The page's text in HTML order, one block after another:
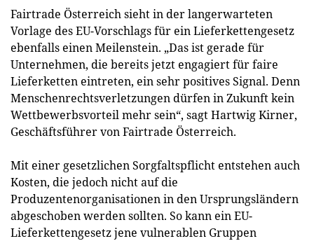
Fairtrade Österreich sieht in der langerwarteten
Vorlage des EU-Vorschlags für ein Lieferkettengesetz
ebenfalls einen Meilenstein. „Das ist gerade für
Unternehmen, die bereits jetzt engagiert für faire
Lieferketten eintreten, ein sehr positives Signal. Denn
Menschenrechtsverletzungen dürfen in Zukunft kein
Wettbewerbsvorteil mehr sein“, sagt Hartwig Kirner,
Geschäftsführer von Fairtrade Österreich.
Mit einer gesetzlichen Sorgfaltspflicht entstehen auch
Kosten, die jedoch nicht auf die
Produzentenorganisationen in den Ursprungsländern
abgeschoben werden sollten. So kann ein EU-
Lieferkettengesetz jene vulnerablen Gruppen